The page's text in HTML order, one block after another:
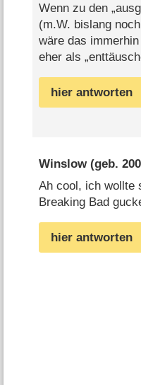
Wenn zu den
(m.W. bislang
wäre das
eher als
hier antworten
Winslow(geb.
Ah cool, ich wollte
Breaking Bad
hier antworten